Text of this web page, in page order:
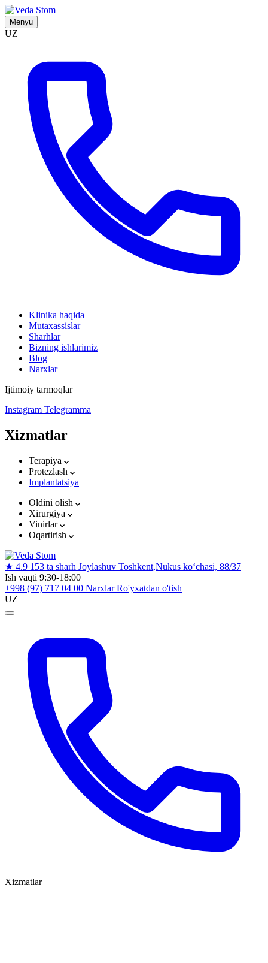
Menyu
UZ
Klinika haqida
Mutaxassislar
Sharhlar
Bizning ishlarimiz
Blog
Narxlar
Ijtimoiy tarmoqlar
Instagram Telegramma
Xizmatlar
Terapiya
Protezlash
Implantatsiya
Oldini olish
Xirurgiya
Vinirlar
Oqartirish
★ 4.9 153 ta sharh Joylashuv Toshkent,Nukus ko‘chasi, 88/37
Ish vaqti 9:30-18:00
+998 (97) 717 04 00 NarxlarRo'yxatdan o'tish
UZ
Xizmatlar